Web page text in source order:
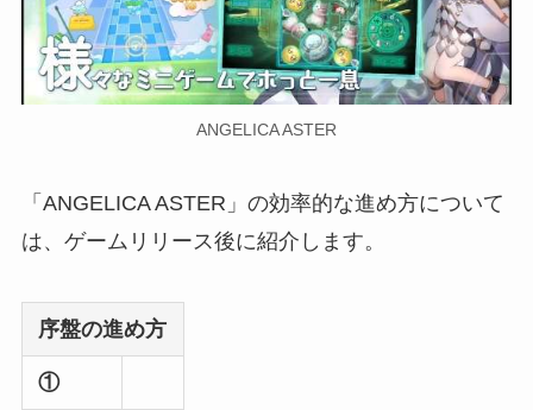
ANGELICA ASTER
「ANGELICA ASTER」の効率的な進め方について
は、ゲームリリース後に紹介します。
序盤の進め方
①